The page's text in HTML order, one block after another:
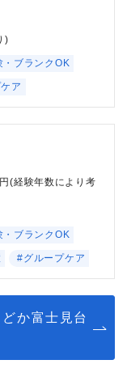
)
・ブランクOK
ア
(経験年数により考
・ブランクOK
#グループケア
か富士見台